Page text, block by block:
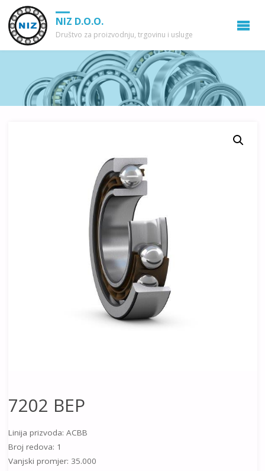
NIZ D.O.O.
Društvo za proizvodnju, trgovinu i usluge
7202 BEP
Linija prizvoda: ACBB
Broj redova: 1
Vanjski promjer: 35.000